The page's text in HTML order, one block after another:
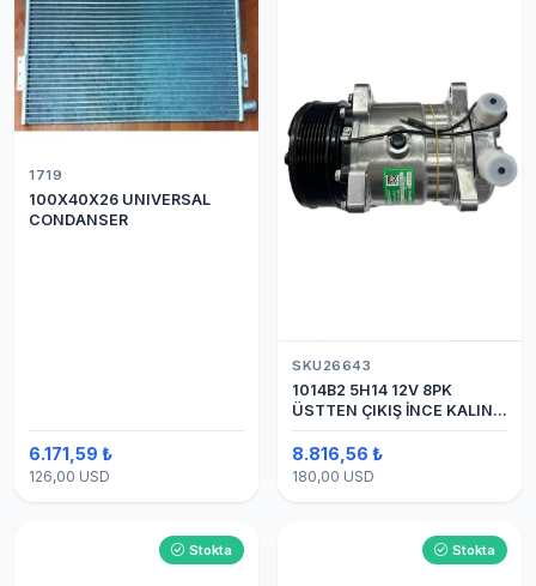
1719
100X40X26 UNIVERSAL
CONDANSER
6.171,59 ₺
126,00 USD
SKU26643
1014B2 5H14 12V 8PK
ÜSTTEN ÇIKIŞ İNCE KALIN
(SANDEN) KLİMA
KOMPESÖRÜ
8.816,56 ₺
180,00 USD
Stokta Stokta